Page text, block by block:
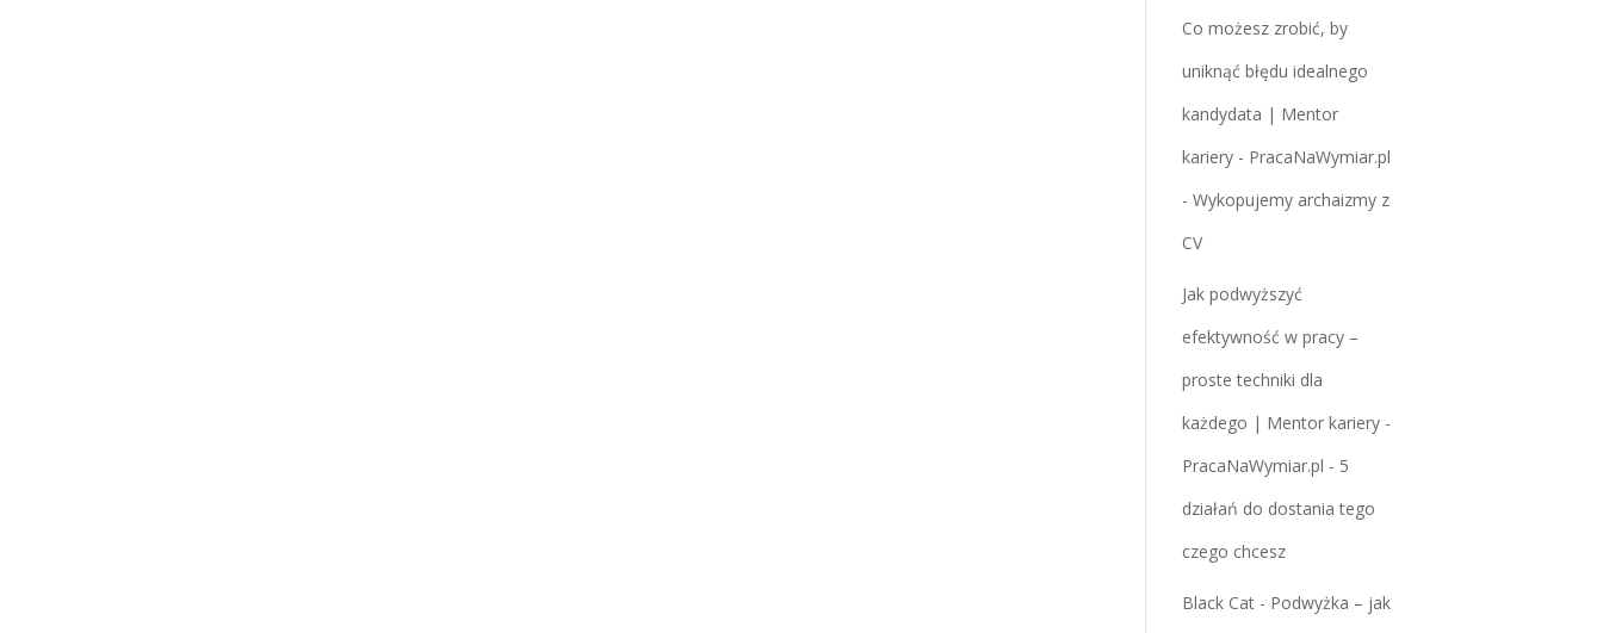
Co możesz zrobić, by
uniknąć błędu idealnego
kandydata | Mentor
kariery - PracaNaWymiar.pl
- Wykopujemy archaizmy z
CV
Jak podwyższyć
efektywność w pracy –
proste techniki dla
każdego | Mentor kariery -
PracaNaWymiar.pl - 5
działań do dostania tego
czego chcesz
Black Cat- Podwyżka – jak